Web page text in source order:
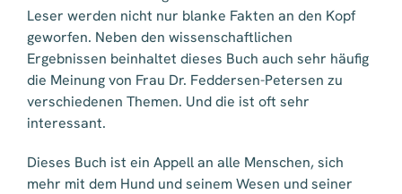
Leser werden nicht nur blanke Fakten an den Kopf
geworfen. Neben den wissenschaftlichen
Ergebnissen beinhaltet dieses Buch auch sehr häufig
die Meinung von Frau Dr. Feddersen-Petersen zu
verschiedenen Themen. Und die ist oft sehr
interessant.
Dieses Buch ist ein Appell an alle Menschen, sich
mehr mit dem Hund und seinem Wesen und seiner